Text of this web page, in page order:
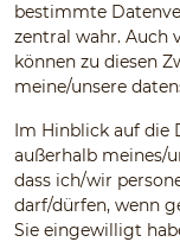
bestimmte
zentral wahr. Auch
können zu diesen
meine/unsere
Im Hinblick auf die
außerhalb meines/
dass ich/wir
darf/dürfen, wenn
Sie eingewilligt